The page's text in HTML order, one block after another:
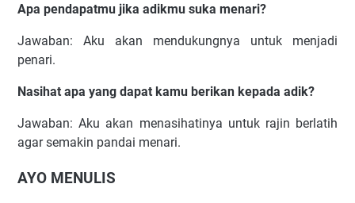
Apa pendapatmu jika adikmu suka menari?
Jawaban: Aku akan mendukungnya untuk menjadi
penari.
Nasihat apa yang dapat kamu berikan kepada adik?
Jawaban: Aku akan menasihatinya untuk rajin berlatih
agar semakin pandai menari.
AYO MENULIS